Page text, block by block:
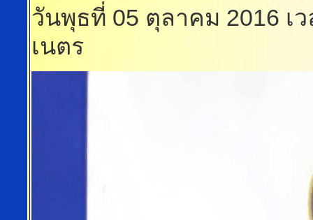
วันพุธที่ 05 ตุลาคม 2016 เ
เนตร